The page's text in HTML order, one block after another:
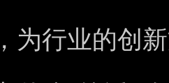
为行业的创